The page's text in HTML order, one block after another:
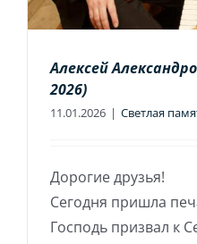
Алексей
2026)
11.01.2026 | Светлая
Дорогие друзья!
Сегодня пришла
Господь призвал к